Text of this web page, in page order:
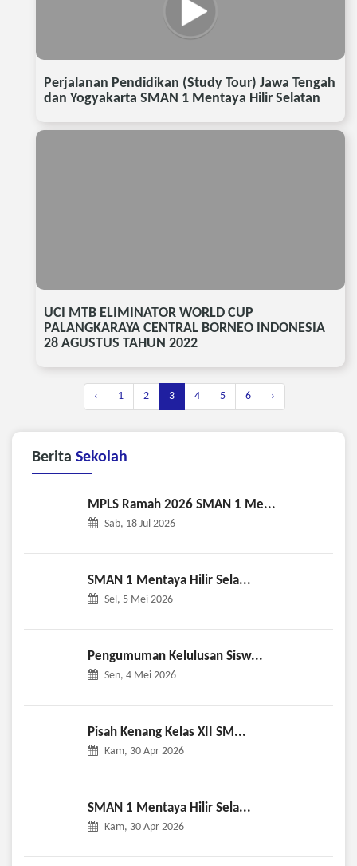
Perjalanan Pendidikan (Study Tour) Jawa Tengah
dan Yogyakarta SMAN 1 Mentaya Hilir Selatan
UCI MTB ELIMINATOR WORLD CUP
PALANGKARAYA CENTRAL BORNEO INDONESIA
28 AGUSTUS TAHUN 2022
‹ 1 2 3 4 5 6 ›
Berita Sekolah
MPLS Ramah 2026 SMAN 1 Me...
Sab, 18 Jul 2026
SMAN 1 Mentaya Hilir Sela...
Sel, 5 Mei 2026
Pengumuman Kelulusan Sisw...
Sen, 4 Mei 2026
Pisah Kenang Kelas XII SM...
Kam, 30 Apr 2026
SMAN 1 Mentaya Hilir Sela...
Kam, 30 Apr 2026